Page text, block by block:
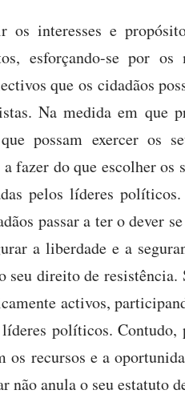
interesses e
esforçando-se por
que os cidadãos
Na medida em que
possam exercer os
fazer do que escolher os
pelos líderes
passar a ter o dever
a liberdade e a
direito de resistência.
activos,
políticos.
os recursos e a
anula o seu estatuto